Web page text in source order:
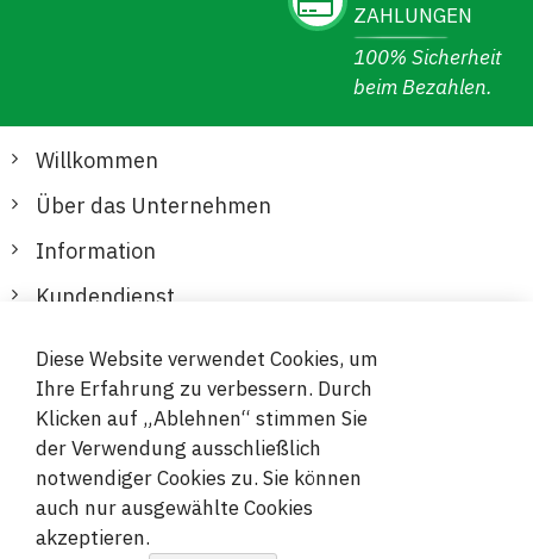
ZAHLUNGEN
100% Sicherheit
beim Bezahlen.
Willkommen
Über das Unternehmen
Information
Kundendienst
Sichere und bequeme Zahlungen
© 2019-2026 Megamix s.r.o.
Diese Website verwendet Cookies, um
Ihre Erfahrung zu verbessern. Durch
Klicken auf „Ablehnen“ stimmen Sie
der Verwendung ausschließlich
notwendiger Cookies zu. Sie können
auch nur ausgewählte Cookies
akzeptieren.